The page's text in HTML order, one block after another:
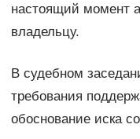
настоящий момент
владельцу.
В судебном
требования
обоснование иска